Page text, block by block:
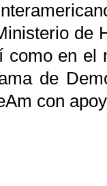
de
como en el
de
con